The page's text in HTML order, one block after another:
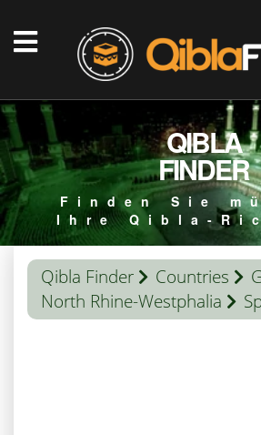
QIBLA
FINDER
Finden Sie
Ihre Qibla-
Qibla Finder Countries
North Rhine-Westphalia